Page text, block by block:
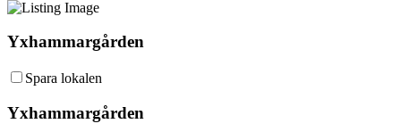
Yxhammargården
Spara lokalen
Yxhammargården